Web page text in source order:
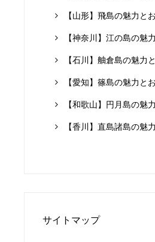
【山形】飛島の魅力と
【神奈川】江の島の魅
【石川】舳倉島の魅力
【愛知】篠島の魅力と
【和歌山】円月島の魅
【香川】直島諸島の魅
サイトマップ